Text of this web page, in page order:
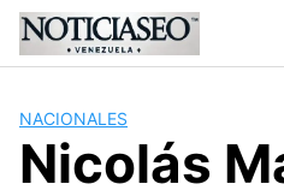
Skip
content
NACIONALES
Nicolás